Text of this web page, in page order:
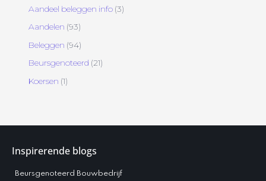
Aandeel beleggen info (3)
Aandelen (93)
Beleggen (94)
Beursgenoteerd (21)
Koersen (1)
Inspirerende blogs
Beursgenoteerd Bouwbedrijf